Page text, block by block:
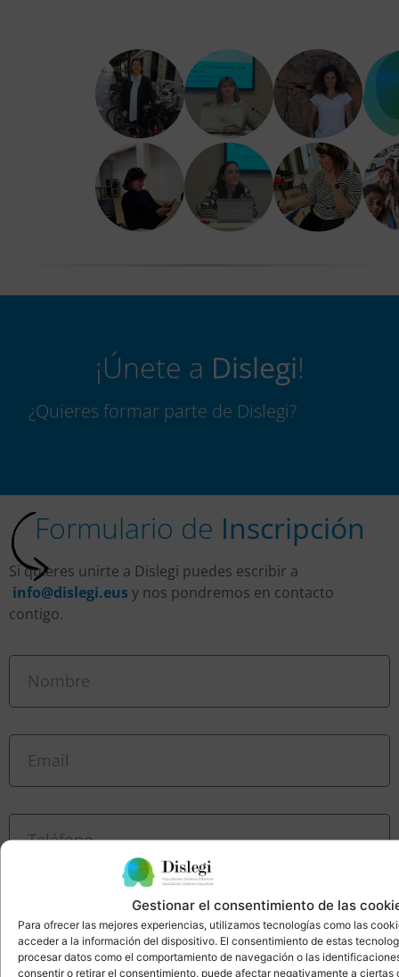
Gestionar el consentimiento de las
Para ofrecer las mejores experiencias, utilizamos tecnologías como las
acceder a la información del dispositivo. El consentimiento de estas
procesar datos como el comportamiento de navegación o las
consentir o retirar el consentimiento, puede afectar negativamente a ciertas
¡Únete a Dislegi!
¿Quieres formar parte de Dislegi?
Formulario de Inscripción
Si quieres unirte a Dislegi puedes escribir a
info@dislegi.eus y nos pondremos en contacto
contigo.